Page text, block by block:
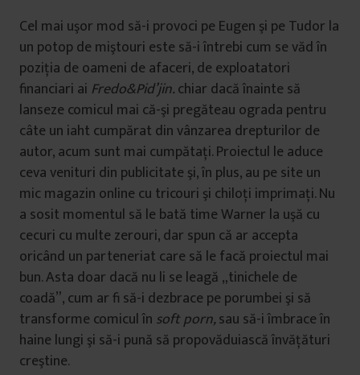
Cel mai uşor mod să-i provoci pe Eugen şi pe Tudor la
un potop de miştouri este să-i întrebi cum se văd în
poziţia de oameni de afaceri, de exploatatori
financiari ai Fredo&Pid’jin.chiar dacă înainte să
lanseze comicul mai că-şi pregăteau ograda pentru
câte un iaht cumpărat din vânzarea drepturilor de
autor, acum sunt mai cumpătaţi. Proiectul le aduce
ceva venituri din publicitate şi, în plus, au pe site un
mic magazin online cu tricouri şi chiloţi imprimaţi. Nu
a sosit momentul să le bată time Warner la uşă cu
cecuri cu multe zerouri, dar spun că ar accepta
oricând un parteneriat care să le facă proiectul mai
bun. Asta doar dacă nu li se leagă „tinichele de
coadă”, cum ar fi să-i dezbrace pe porumbei şi să
transforme comicul în soft porn,sau să-i îmbrace în
haine lungi şi să-i pună să propovăduiască învăţături
creştine.